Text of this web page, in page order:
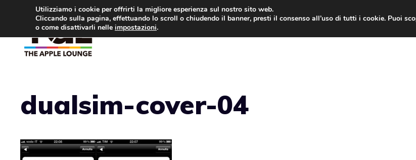
contenuto
dualsim-cover-04
Utilizziamo i cookie per offrirti la migliore esperienza sul nostro sito web.
Cliccando sulla pagina, effettuando lo scroll o chiudendo il banner, presti il consenso all’uso di tutti i cookie. Puoi
o come disattivarli nelle impostazioni.